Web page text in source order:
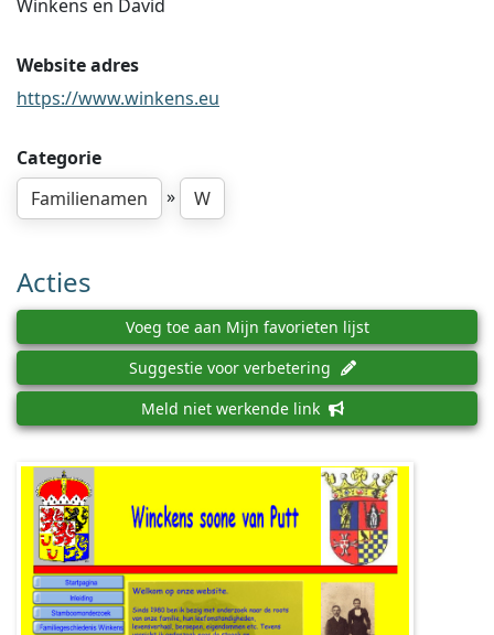
Winkens en David
Website adres
https://www.winkens.eu
Categorie
Familienamen
» W
Acties
Voeg toe aan Mijn favorieten lijst
Suggestie voor verbetering
Meld niet werkende link